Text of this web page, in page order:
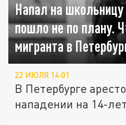
Напал на
пошло не по плану.
мигранта в
22 ИЮЛЯ 14:01
В Петербурге
нападении на 14-